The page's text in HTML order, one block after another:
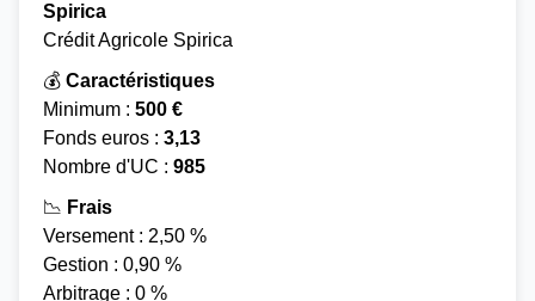
Spirica
Crédit Agricole Spirica
💰 Caractéristiques
Minimum : 500 €
Fonds euros : 3,13
Nombre d'UC : 985
📉 Frais
Versement : 2,50 %
Gestion : 0,90 %
Arbitrage : 0 %